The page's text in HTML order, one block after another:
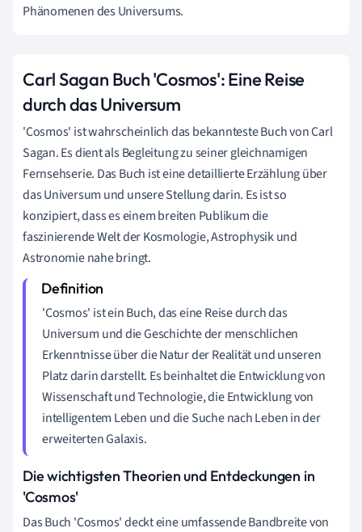
Phänomenen des Universums.
Carl Sagan Buch 'Cosmos': Eine Reise
durch das Universum
'Cosmos' ist wahrscheinlich das bekannteste Buch von Carl
Sagan. Es dient als Begleitung zu seiner gleichnamigen
Fernsehserie. Das Buch ist eine detaillierte Erzählung über
das Universum und unsere Stellung darin. Es ist so
konzipiert, dass es einem breiten Publikum die
faszinierende Welt der Kosmologie, Astrophysik und
Astronomie nahe bringt.
'Cosmos' ist ein Buch, das eine Reise durch das
Universum und die Geschichte der menschlichen
Erkenntnisse über die Natur der Realität und unseren
Platz darin darstellt. Es beinhaltet die Entwicklung von
Wissenschaft und Technologie, die Entwicklung von
intelligentem Leben und die Suche nach Leben in der
erweiterten Galaxis.
Die wichtigsten Theorien und Entdeckungen in
'Cosmos'
Das Buch 'Cosmos' deckt eine umfassende Bandbreite von